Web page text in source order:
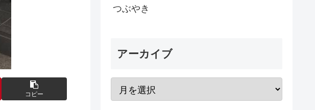
コピー
つぶやき
アーカイブ